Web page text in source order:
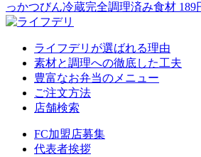
ライフデリが選ばれる理由
素材と調理への徹底した工夫
豊富なお弁当のメニュー
ご注文方法
店舗検索
FC加盟店募集
代表者挨拶